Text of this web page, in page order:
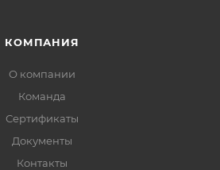
КОМПАНИЯ
О компании
Команда
Сертификаты
Документы
Контакты